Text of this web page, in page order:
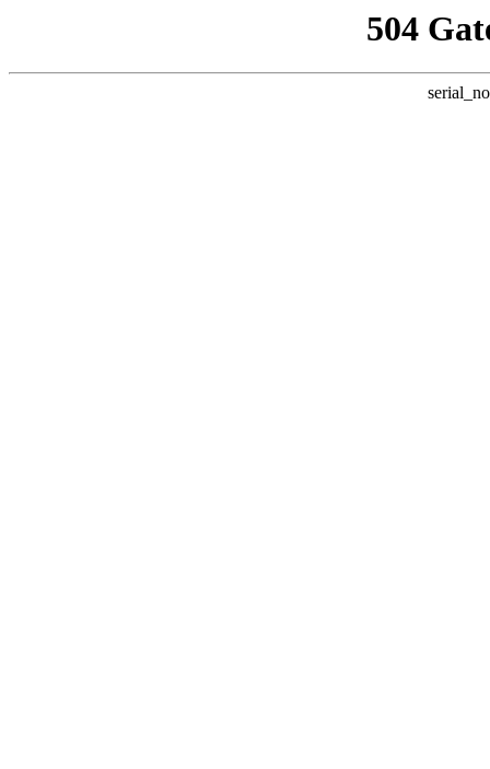
504